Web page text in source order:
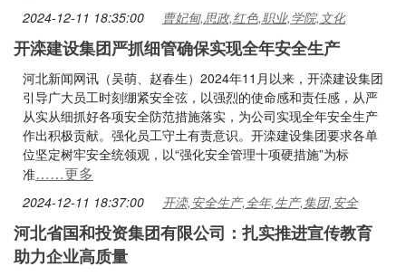
2024-12-11 18:35:00 曹妃甸,思政,红色,职业,学院,文化
开滦建设集团严抓细管确保实现全年安全生产
河北新闻网讯（吴萌、赵春生）2024年11月以来，开滦建设集团
引导广大员工时刻绷紧安全弦，以强烈的使命感和责任感，从严
从实从细抓好各项安全防范措施落实，为公司实现全年安全生产
作出积极贡献。强化员工守土有责意识。开滦建设集团要求各单
位坚定树牢安全统领观，以“强化安全管理十项硬措施”为标
准……更多
2024-12-11 18:37:00 开滦,安全生产,全年,生产,集团,安全
河北省国和投资集团有限公司：扎实推进宣传教育
助力企业高质量